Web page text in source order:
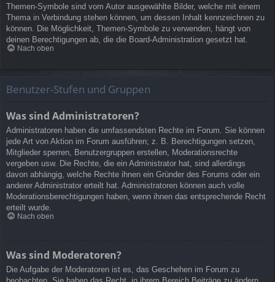
Themen-Symbole sind vom Autor ausgewählte Bilder, welche mit einem
Thema in Verbindung stehen können, um dessen Inhalt kennzeichnen zu
können. Die Möglichkeit, Themen-Symbole zu verwenden, hängt von
deinen Berechtigungen ab, die die Board-Administration gesetzt hat.
Nach oben
Benutzer-Stufen und Gruppen
Was sind Administratoren?
Administratoren haben die umfassendsten Rechte im Forum. Sie können
jede Art von Aktion im Forum ausführen; z. B. Berechtigungen setzen,
Mitglieder sperren, Benutzergruppen erstellen, Moderationsrechte
vergeben usw. Die Rechte, die ein Administrator hat, sind allerdings
davon abhängig, welche Rechte ihnen ein Gründer des Forums oder ein
anderer Administrator erteilt hat. Administratoren können auch volle
Moderationsberechtigungen haben, wenn ihnen das entsprechende Recht
erteilt wurde.
Nach oben
Was sind Moderatoren?
Die Aufgabe der Moderatoren ist es, das Geschehen im Forum zu